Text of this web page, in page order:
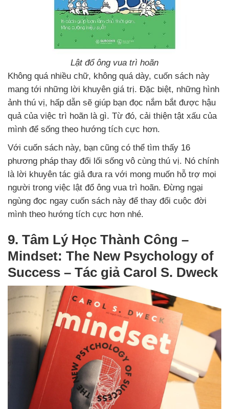
Lật đổ ông vua trì hoãn
Không quá nhiều chữ, không quá dày, cuốn sách này
mang tới những lời khuyên giá trị. Đặc biệt, những hình
ảnh thú vị, hấp dẫn sẽ giúp bạn đọc nắm bắt được hậu
quả của việc trì hoãn là gì. Từ đó, cải thiện tật xấu của
mình để sống theo hướng tích cực hơn.
Với cuốn sách này, bạn cũng có thể tìm thấy 16
phương pháp thay đổi lối sống vô cùng thú vị. Nó chính
là lời khuyên tác giả đưa ra với mong muốn hỗ trợ mọi
người trong việc lật đổ ông vua trì hoãn. Đừng ngại
ngùng đọc ngay cuốn sách này để thay đổi cuộc đời
mình theo hướng tích cực hơn nhé.
9. Tâm Lý Học Thành Công –
Mindset: The New Psychology of
Success – Tác giả Carol S. Dweck